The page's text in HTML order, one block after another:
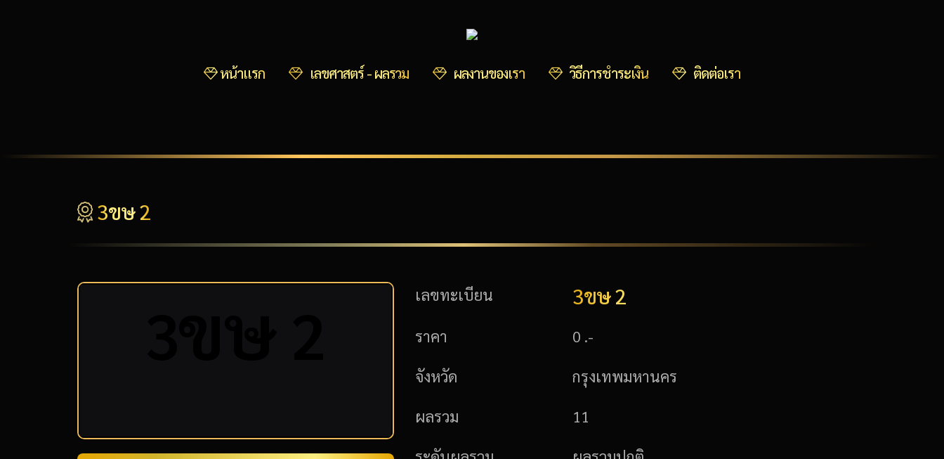
หน้าแรก เลขศาสตร์ - ผลรวม ผลงานของเรา วิธีการชำระเงิน ติดต่อเรา
3ขษ 2
เลขทะเบียน 3ขษ 2
ราคา 0 .-
จังหวัด กรุงเทพมหานคร
ผลรวม 11